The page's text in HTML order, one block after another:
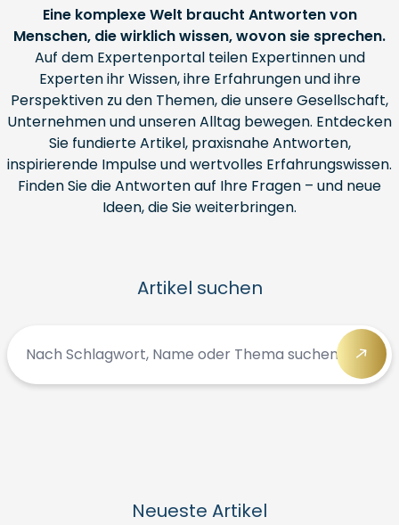
Eine komplexe Welt braucht Antworten von
Menschen, die wirklich wissen, wovon sie sprechen.
Auf dem Expertenportal teilen Expertinnen und
Experten ihr Wissen, ihre Erfahrungen und ihre
Perspektiven zu den Themen, die unsere Gesellschaft,
Unternehmen und unseren Alltag bewegen. Entdecken
Sie fundierte Artikel, praxisnahe Antworten,
inspirierende Impulse und wertvolles Erfahrungswissen.
Finden Sie die Antworten auf Ihre Fragen – und neue
Ideen, die Sie weiterbringen.
Artikel suchen
Neueste Artikel